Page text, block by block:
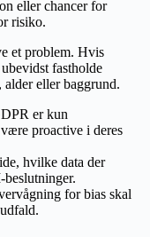
eller chancer for
risiko.
et problem. Hvis
fastholde
eller baggrund.
er kun
proactive i deres
hvilke data der
for bias skal